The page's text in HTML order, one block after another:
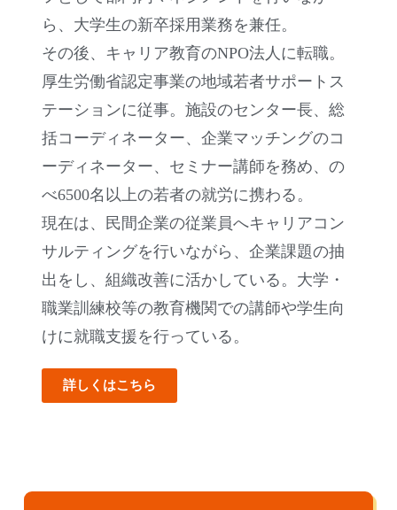
ら、大学生の新卒採用業務を兼任。
その後、キャリア教育のNPO法人に転職。
厚生労働省認定事業の地域若者サポートス
テーションに従事。施設のセンター長、総
括コーディネーター、企業マッチングのコ
ーディネーター、セミナー講師を務め、の
べ6500名以上の若者の就労に携わる。
現在は、民間企業の従業員へキャリアコン
サルティングを行いながら、企業課題の抽
出をし、組織改善に活かしている。大学・
職業訓練校等の教育機関での講師や学生向
けに就職支援を行っている。
詳しくはこちら